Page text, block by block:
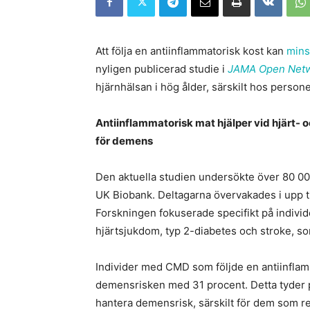
Att följa en antiinflammatorisk kost kan
nyligen publicerad studie i JAMA Open
hjärnhälsan i hög ålder, särskilt hos
Antiinflammatorisk mat hjälper vid hjärt-
för demens
Den aktuella studien undersökte över 80
UK Biobank. Deltagarna övervakades i
Forskningen fokuserade specifikt på
hjärtsjukdom, typ 2-diabetes och stroke,
Individer med CMD som följde en
demensrisken med 31 procent. Detta
hantera demensrisk, särskilt för dem som